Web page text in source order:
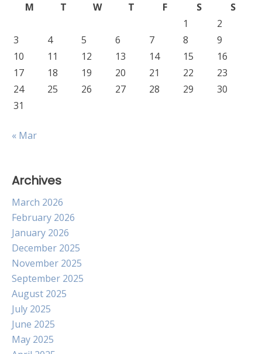
M
T W T F S
S
1
2
3
4 5 6 7 8
9
10
11 12 13 14 15
16
17
18 19 20 21 22
23
24
25 26 27 28 29
30
31
« Mar
Archives
March 2026
February 2026
January 2026
December 2025
November 2025
September 2025
August 2025
July 2025
June 2025
May 2025